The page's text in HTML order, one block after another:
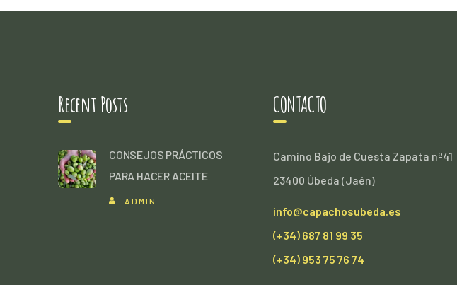
Recent Posts
CONSEJOS PRÁCTICOS
PARA HACER ACEITE
ADMIN
CONTACTO
Camino Bajo de Cuesta Zapata nº41
23400 Úbeda (Jaén)
info@capachosubeda.es
(+34) 687 81 99 35
(+34) 953 75 76 74